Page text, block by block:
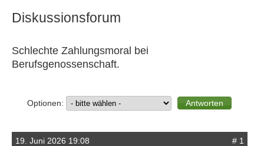
Diskussionsforum
Schlechte Zahlungsmoral bei
Berufsgenossenschaft.
Optionen:
19. Juni 2026 19:08
# 1